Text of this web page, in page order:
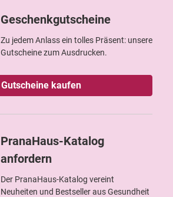
Geschenkgutscheine
Zu jedem Anlass ein tolles Präsent: unsere
Gutscheine zum Ausdrucken.
Gutscheine kaufen
PranaHaus-Katalog
anfordern
Der PranaHaus-Katalog vereint
Neuheiten und Bestseller aus Gesundheit